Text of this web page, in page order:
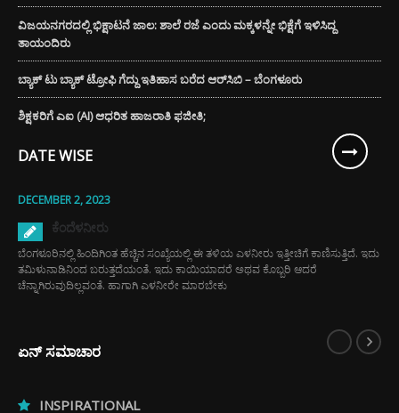
ವಿಜಯನಗರದಲ್ಲಿ ಭಿಕ್ಷಾಟನೆ ಜಾಲ: ಶಾಲೆ ರಜೆ ಎಂದು ಮಕ್ಕಳನ್ನೇ ಭಿಕ್ಷೆಗೆ ಇಳಿಸಿದ್ದ
ತಾಯಂದಿರು
ಬ್ಯಾಕ್ ಟು ಬ್ಯಾಕ್ ಟ್ರೋಫಿ ಗೆದ್ದು ಇತಿಹಾಸ ಬರೆದ ಆರ್‌ಸಿಬಿ – ಬೆಂಗಳೂರು
ಶಿಕ್ಷಕರಿಗೆ ಎಐ (AI) ಆಧರಿತ ಹಾಜರಾತಿ ಫಜೀತಿ;
DATE WISE
DECEMBER 2, 2023
ಕೆಂದೆಳನೀರು
ಬೆಂಗಳೂರಿನಲ್ಲಿ ಹಿಂದಿಗಿಂತ ಹೆಚ್ಚಿನ ಸಂಖ್ಯೆಯಲ್ಲಿ ಈ ತಳಿಯ ಎಳನೀರು ಇತ್ತೀಚಿಗೆ ಕಾಣಿಸುತ್ತಿದೆ. ಇದು
ತಮಿಳುನಾಡಿನಿಂದ ಬರುತ್ತದೆಯಂತೆ. ಇದು ಕಾಯಿಯಾದರೆ ಅಥವ ಕೊಬ್ಬರಿ ಆದರೆ
ಚೆನ್ನಾಗಿರುವುದಿಲ್ಲವಂತೆ. ಹಾಗಾಗಿ ಎಳನೀರೇ ಮಾರಬೇಕು
ಏನ್ ಸಮಾಚಾರ
INSPIRATIONAL